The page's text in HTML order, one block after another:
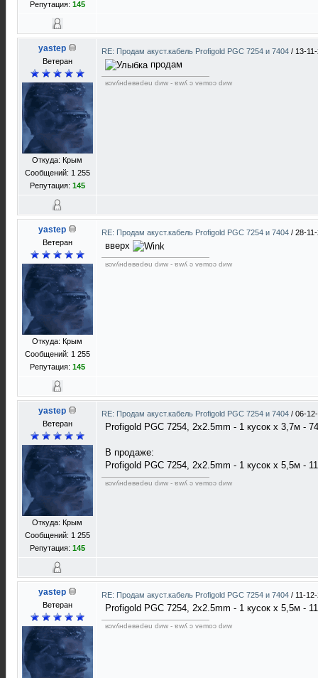
Репутация: 145
yastep
Ветеран
Откуда: Крым
Сообщений: 1 255
Репутация: 145
RE: Продам акуст.кабель Profigold PGC 7254 и 7404 / 13-
продам
ʁɔvʎнdǝвǝdǝu dиw - ɐwʎ ɔ vǝmоɔ dиw
yastep
Ветеран
Откуда: Крым
Сообщений: 1 255
Репутация: 145
RE: Продам акуст.кабель Profigold PGC 7254 и 7404 / 28-
вверх
ʁɔvʎнdǝвǝdǝu dиw - ɐwʎ ɔ vǝmоɔ dиw
yastep
Ветеран
Откуда: Крым
Сообщений: 1 255
Репутация: 145
RE: Продам акуст.кабель Profigold PGC 7254 и 7404 / 06-
Profigold PGC 7254, 2x2.5mm - 1 кусок х 3,7м -
В продаже:
Profigold PGC 7254, 2x2.5mm - 1 кусок х 5,5м -
ʁɔvʎнdǝвǝdǝu dиw - ɐwʎ ɔ vǝmоɔ dиw
yastep
Ветеран
RE: Продам акуст.кабель Profigold PGC 7254 и 7404 / 11-
Profigold PGC 7254, 2x2.5mm - 1 кусок х 5,5м -
ʁɔvʎнdǝвǝdǝu dиw - ɐwʎ ɔ vǝmоɔ dиw